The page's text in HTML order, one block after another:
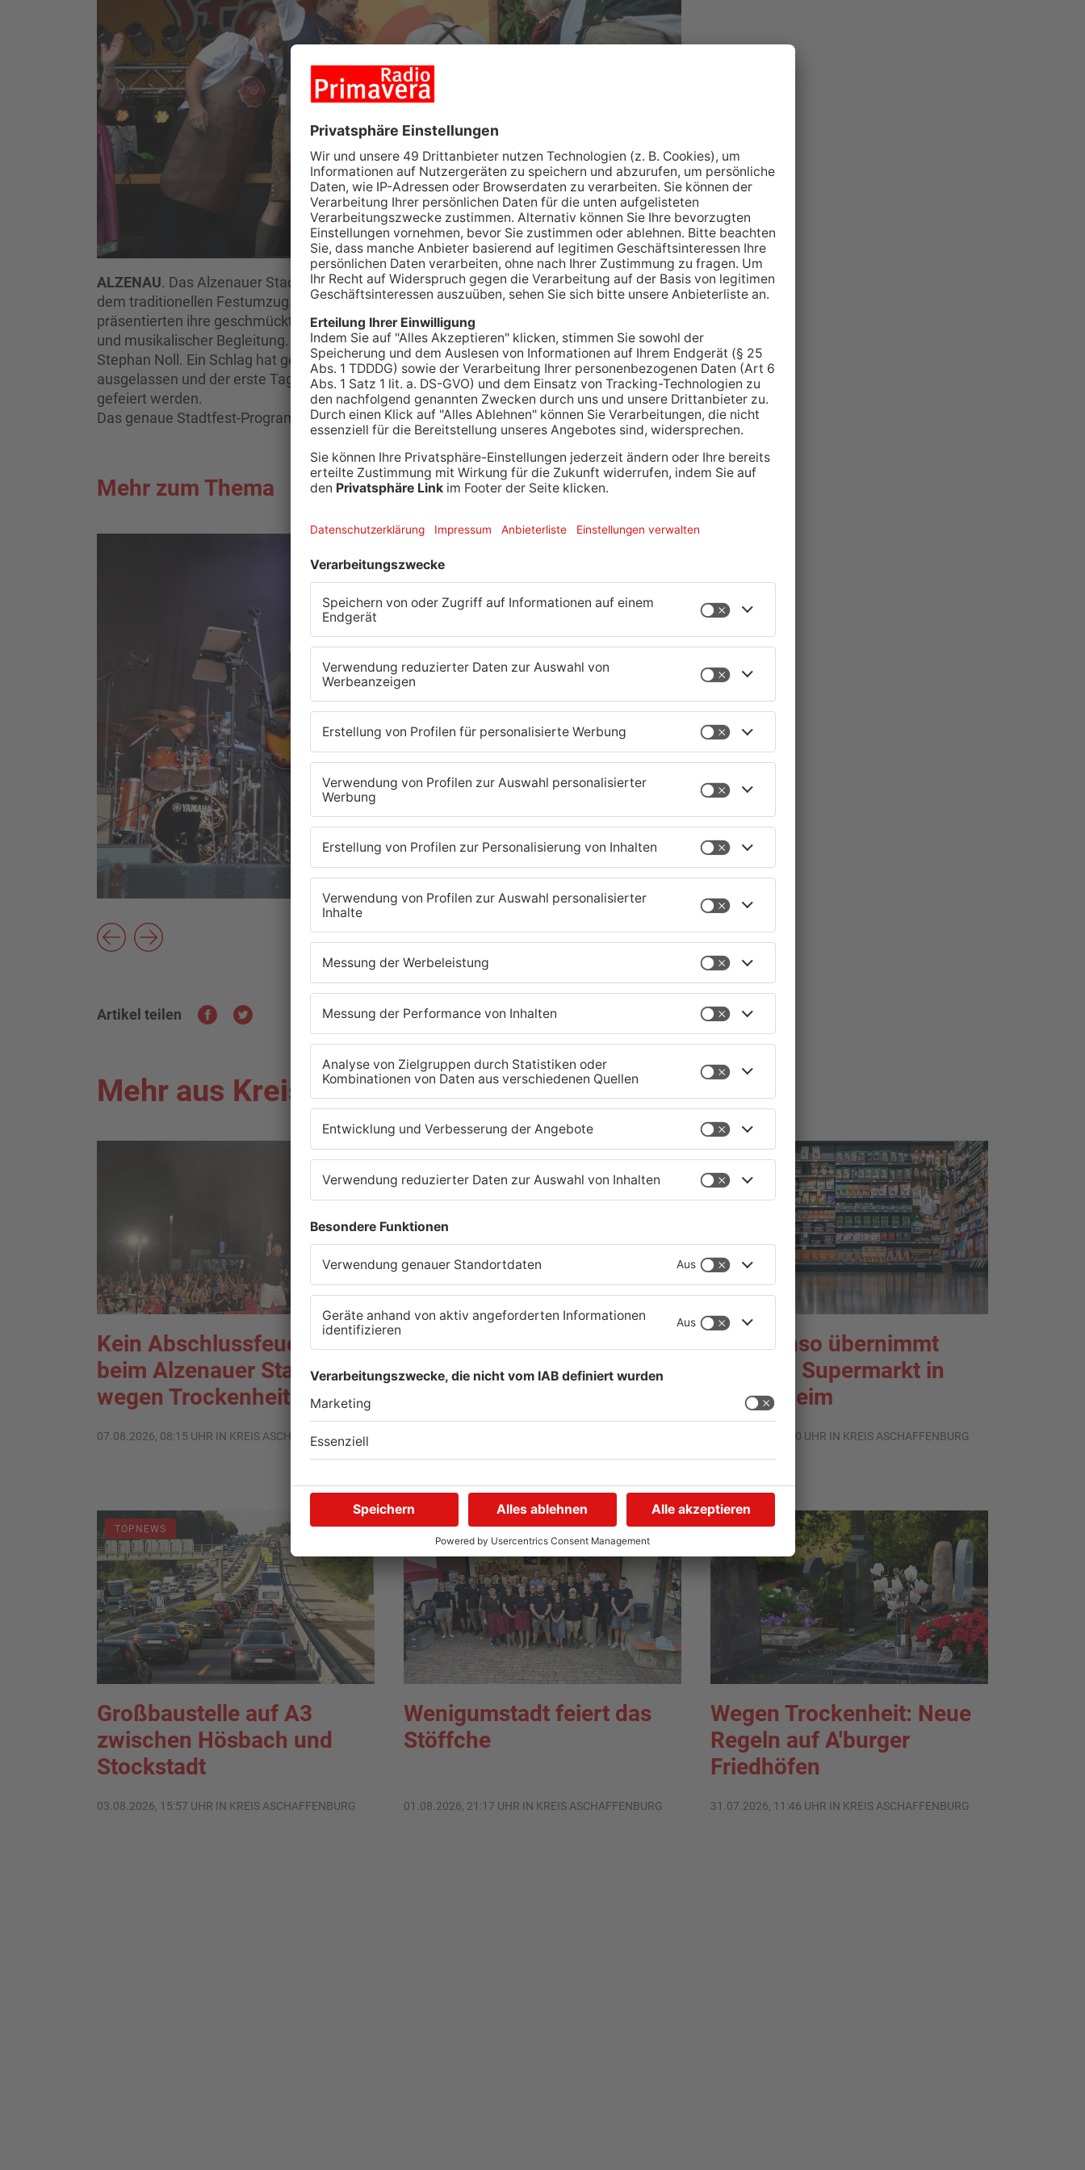
ALZENAU. Das Alzenauer Stadtfest wurde am Abend offiziell eröffnet. Gestartet hat es mit
dem traditionellen Festumzug. Über 20 Vereine haben sich daran beteiligt. Die Vereine
präsentierten ihre geschmückten Wagen und begeisterten die Zuschauer mit Tanzeinlagen
und musikalischer Begleitung. Anschließend erfolgte der Bieranstich durch Bürgermeister
Stephan Noll. Ein Schlag hat gereicht und das Bier ist geflossen. Die Stimmung war
ausgelassen und der erste Tag war ein voller Erfolg. Noch bis zum Montag kann hier
gefeiert werden.
Das genaue Stadtfest-Programm gibt es hier:https://www.alzenau.de/Freizei...
Mehr zum Thema
1/69
Artikel teilen
Mehr aus Kreis Aschaffenburg
Kein Abschlussfeuerwerk
beim Alzenauer Stadtfest
wegen Trockenheit
07.08.2026, 08:15 UHR IN KREIS ASCHAFFENBURG
TOPNEWS
Neue Baugrundstücke für
junge Familien in
Tante Enso übernimmt
einzigen Supermarkt in
Pflaumheim
06.08.2026, 05:30 UHR IN KREIS ASCHAFFENBURG
TOPNEWS
Großbaustelle auf A3
zwischen Hösbach und
Stockstadt
03.08.2026, 15:57 UHR IN KREIS ASCHAFFENBURG
Wenigumstadt feiert das
Stöffche
01.08.2026, 21:17 UHR IN KREIS ASCHAFFENBURG
Wegen Trockenheit: Neue
Regeln auf A'burger
Friedhöfen
31.07.2026, 11:46 UHR IN KREIS ASCHAFFENBURG